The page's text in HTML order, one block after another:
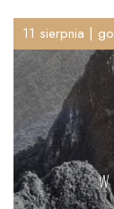
11 sierpnia |